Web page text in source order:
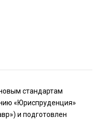
стандартам
«Юриспруденция»
и подготовлен